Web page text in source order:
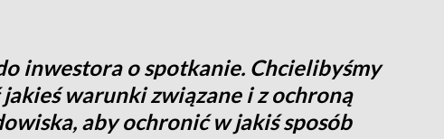
inwestora o spotkanie. Chcielibyśmy
warunki związane i z ochroną
aby ochronić w jakiś sposób